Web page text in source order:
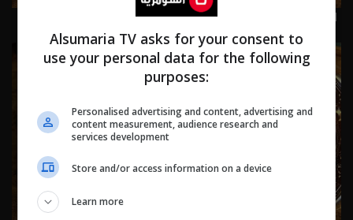
اسرار الفلك مع جاكلين عقيقي | من ١ الى ٧ آب ٢٠٢٦ | 2026
Alsumaria TV asks for your consent to
use your personal data for the following
purposes:
Personalised advertising and content, advertising and
content measurement, audience research and
services development
Store and/or access information on a device
Learn more